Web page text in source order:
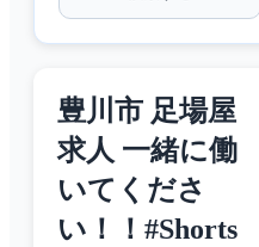
豊川市 足場屋
求人 一緒に働
いてくださ
い！！#Shorts